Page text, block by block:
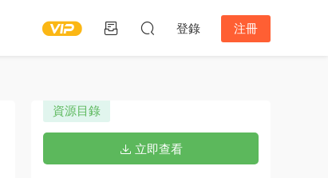
登錄 注冊
資源目錄
立即查看